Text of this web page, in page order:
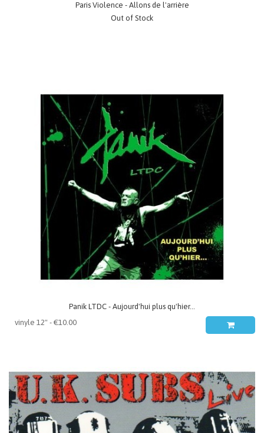
Paris Violence - Allons de l'arrière
Out of Stock
Panik LTDC - Aujourd'hui plus qu'hier...